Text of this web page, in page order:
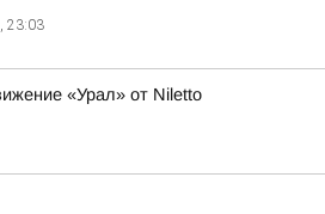
23:03
«Урал» от Niletto